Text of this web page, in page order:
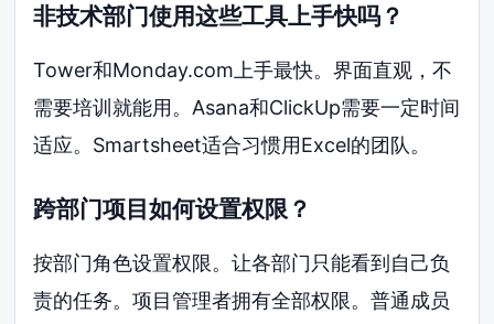
非技术部门使用这些工具上手快吗？
Tower和Monday.com上手最快。界面直观，不
需要培训就能用。Asana和ClickUp需要一定时间
适应。Smartsheet适合习惯用Excel的团队。
跨部门项目如何设置权限？
按部门角色设置权限。让各部门只能看到自己负
责的任务。项目管理者拥有全部权限。普通成员